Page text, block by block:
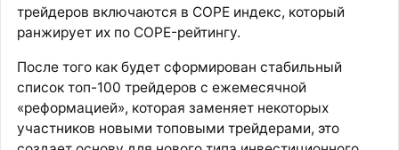
трейдеров включаются в COPE индекс, который
ранжирует их по COPE-рейтингу.
После того как будет сформирован стабильный
список топ-100 трейдеров с ежемесячной
«реформацией», которая заменяет некоторых
участников новыми топовыми трейдерами, это